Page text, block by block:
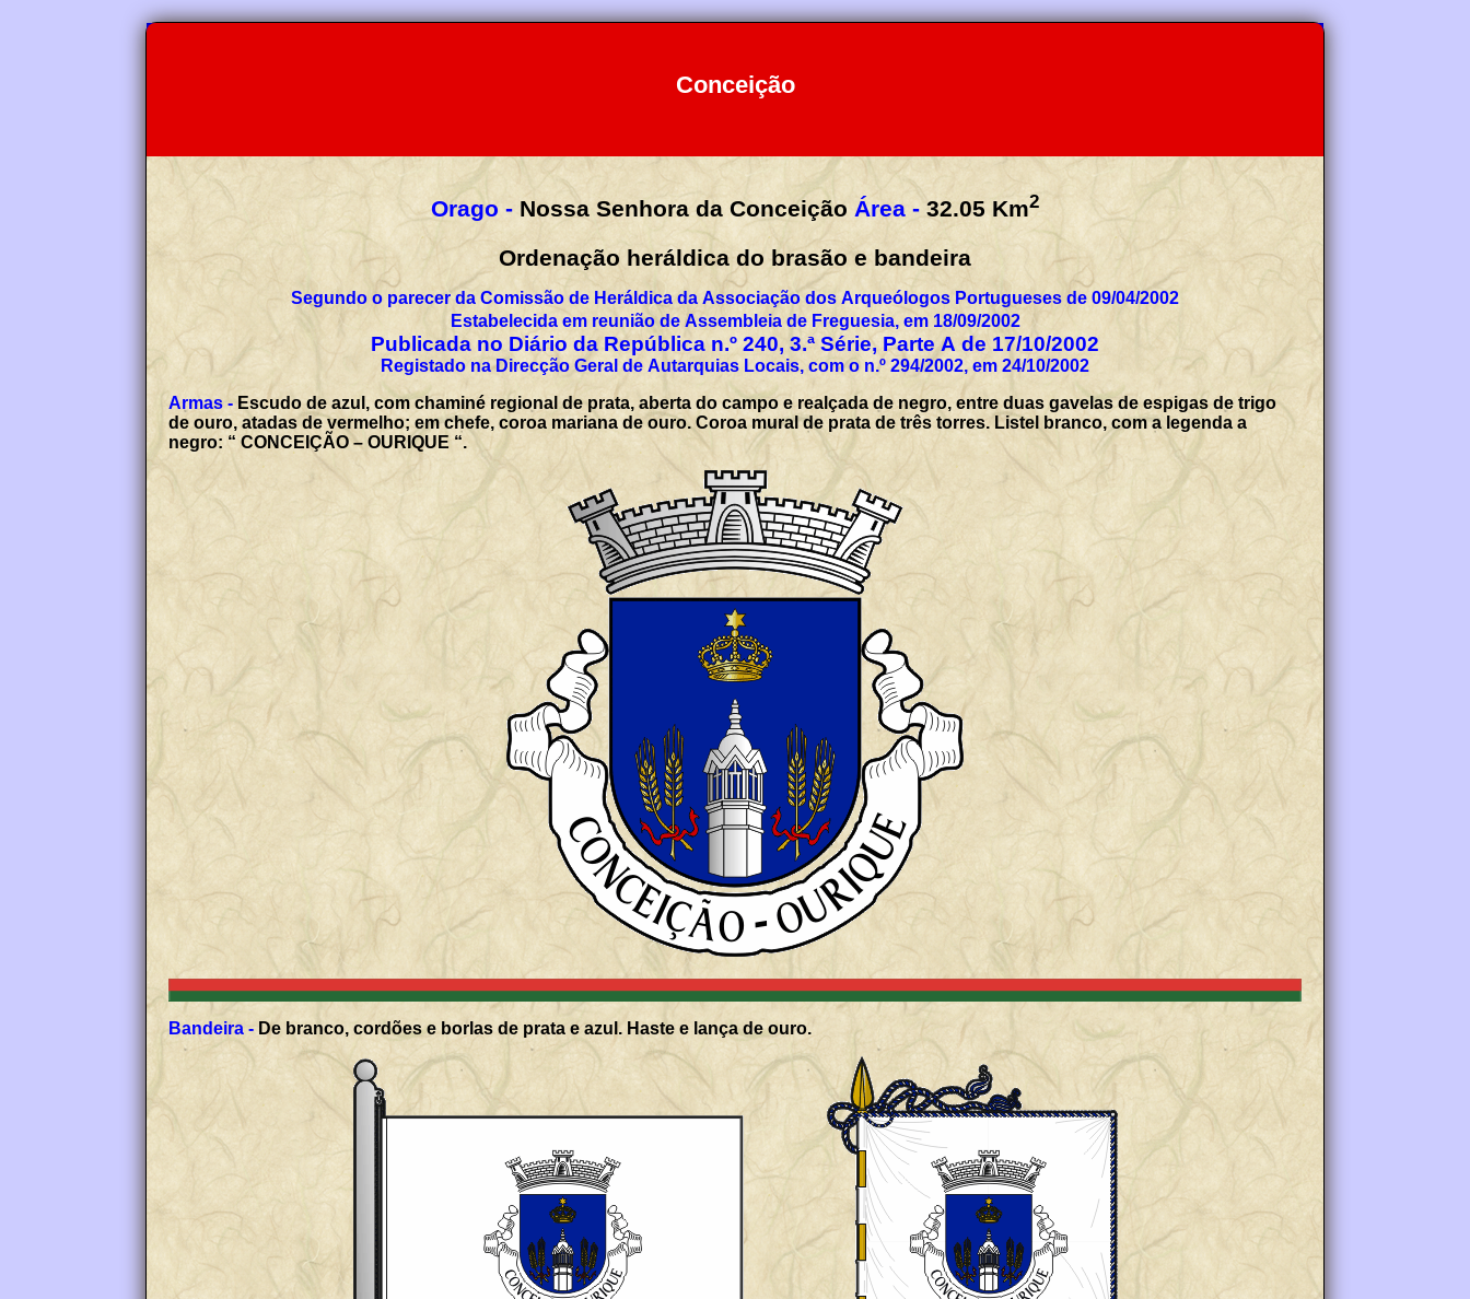
Conceição
Orago - Nossa Senhora da Conceição Área - 32.05 Km2
Ordenação heráldica do brasão e bandeira
Segundo o parecer da Comissão de Heráldica da Associação dos Arqueólogos Portugueses de 09/04/2002
Estabelecida em reunião de Assembleia de Freguesia, em 18/09/2002
Publicada no Diário da República n.º 240, 3.ª Série, Parte A de 17/10/2002
Registado na Direcção Geral de Autarquias Locais, com o n.º 294/2002, em 24/10/2002
Armas - Escudo de azul, com chaminé regional de prata, aberta do campo e realçada de negro, entre duas gavelas de espigas de trigo
de ouro, atadas de vermelho; em chefe, coroa mariana de ouro. Coroa mural de prata de três torres. Listel branco, com a legenda a
negro: “ CONCEIÇÃO – OURIQUE “.
Bandeira - De branco, cordões e borlas de prata e azul. Haste e lança de ouro.